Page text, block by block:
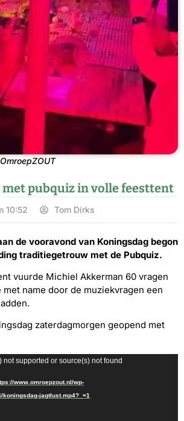
pubquiz in volle feesttent
10:52 Tom Dirks
de vooravond van Koningsdag begon
traditiegetrouw met de Pubquiz.
vuurde Michiel Akkerman 60 vragen
met name door de muziekvragen een
zaterdagmorgen geopend met
not supported or source(s) not found
www.omroepzout.nl/wp-
koningsdag-jagtlust.mp4?_=1